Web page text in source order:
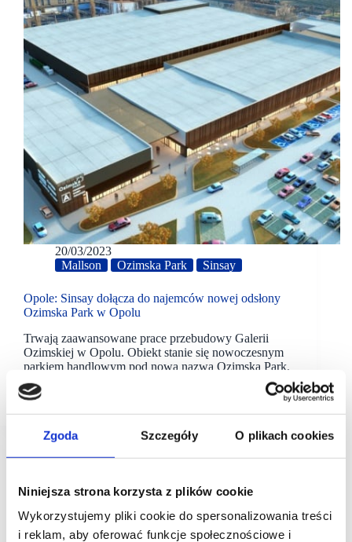
Zgoda Szczegóły O plikach cookies
Niniejsza strona korzysta z plików cookie
Wykorzystujemy pliki cookie do spersonalizowania treści
i reklam, aby oferować funkcje społecznościowe i
20/03/2023
Mallson
Ozimska Park Sinsay
Opole: Sinsay dołącza do najemców nowej odsłony
Ozimska Park w Opolu
Trwają zaawansowane prace przebudowy Galerii
Ozimskiej w Opolu. Obiekt stanie się nowoczesnym
parkiem handlowym pod nową nazwą Ozimska Park,
a jednocześnie najnowszym dużym i znaczącym
projektem handlowym w Opolu.